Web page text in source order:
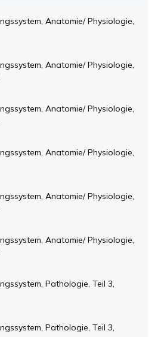
Anatomie/ Physiologie,
Anatomie/ Physiologie,
Anatomie/ Physiologie,
Anatomie/ Physiologie,
Anatomie/ Physiologie,
Anatomie/ Physiologie,
Pathologie, Teil 3,
Pathologie, Teil 3,